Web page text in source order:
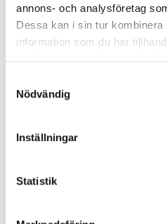
annons- och analysföretag
Dessa kan i sin tur kombinera
information som du har
Nödvändig
Inställningar
Statistik